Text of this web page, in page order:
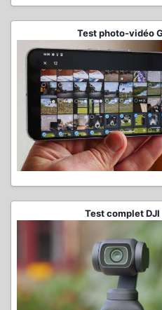
Test photo-vidéo
Test complet